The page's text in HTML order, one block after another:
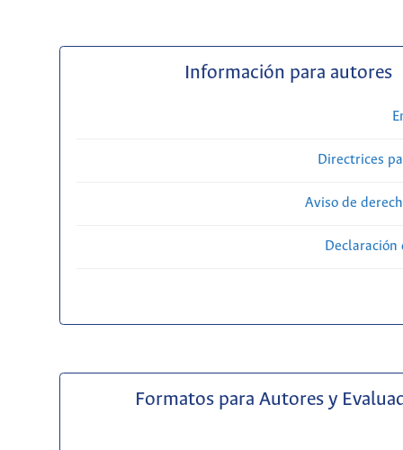
Información para autores
Directrices
Aviso de
Formatos para Autores y